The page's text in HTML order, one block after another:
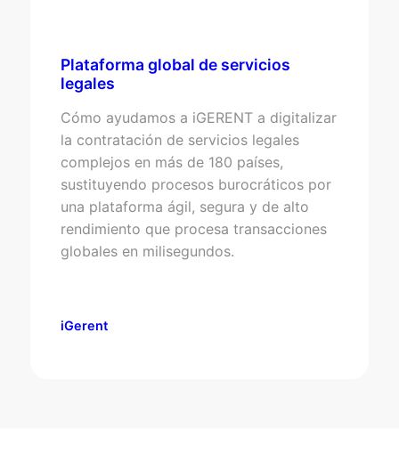
Plataforma global de servicios
legales
Cómo ayudamos a iGERENT a digitalizar
la contratación de servicios legales
complejos en más de 180 países,
sustituyendo procesos burocráticos por
una plataforma ágil, segura y de alto
rendimiento que procesa transacciones
globales en milisegundos.
iGerent